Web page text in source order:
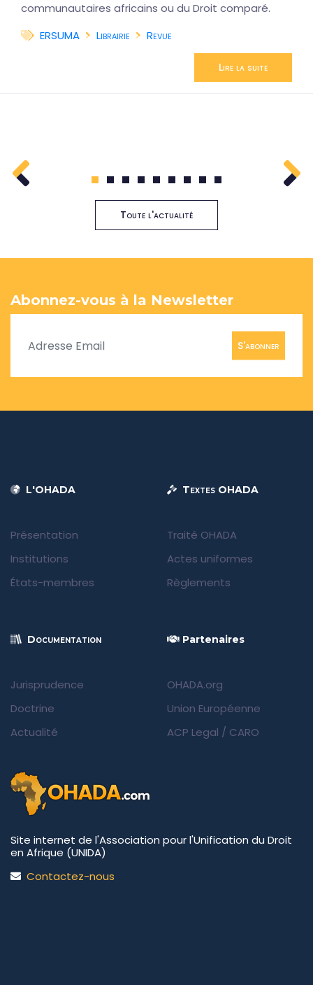
communautaires africains ou du Droit comparé.
ERSUMA
Librairie Revue
Lire la suite
1 2 3 4 5 6 7 8 9
Toute l'actualité
Abonnez-vous à la Newsletter
S'abonner
L'OHADA
Présentation
Institutions
États-membres
Textes OHADA
Traité OHADA
Actes uniformes
Règlements
Documentation
Jurisprudence
Doctrine
Actualité
Partenaires
OHADA.org
Union Européenne
ACP Legal / CARO
Site internet de l'Association pour l'Unification du Droit
en Afrique (UNIDA)
Contactez-nous